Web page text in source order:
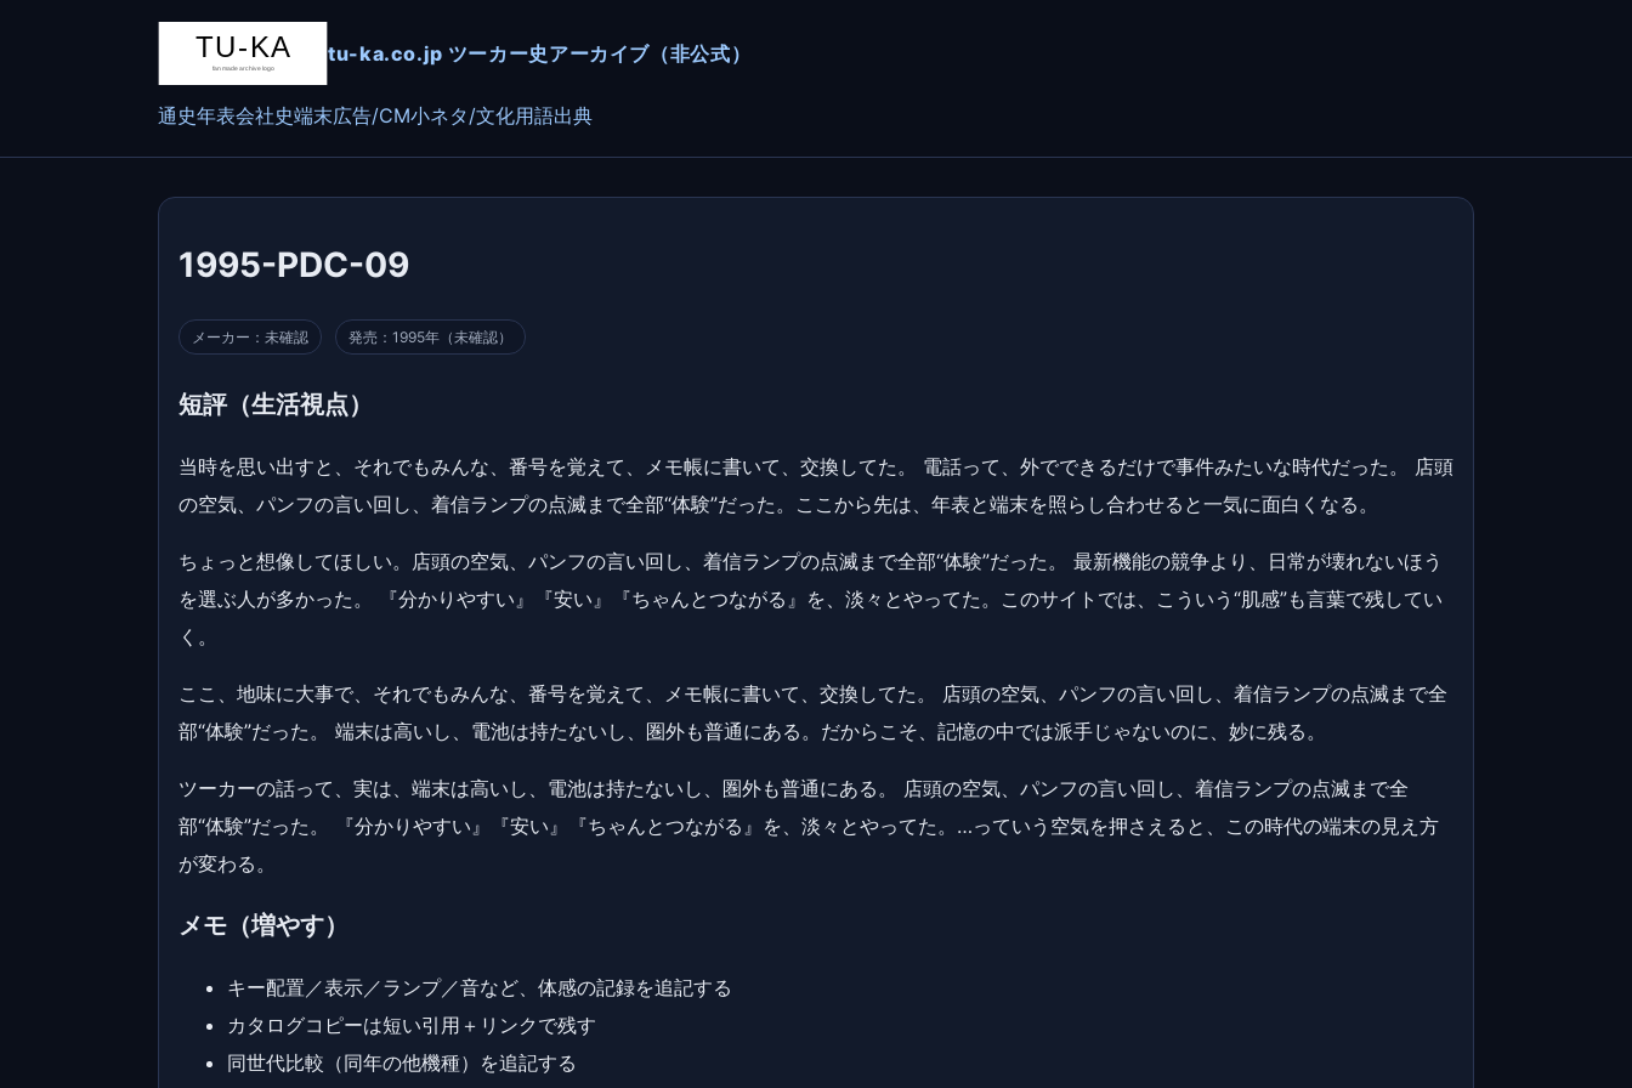
tu-ka.co.jp ツーカー史アーカイブ（非公式）
通史年表会社史端末広告/CM小ネタ/文化用語出典
1995-PDC-09
メーカー：未確認 発売：1995年（未確認）
短評（生活視点）
当時を思い出すと、それでもみんな、番号を覚えて、メモ帳に書いて、交換してた。 電話って、外でできるだけで事件みたいな時代だった。 店頭
の空気、パンフの言い回し、着信ランプの点滅まで全部“体験”だった。ここから先は、年表と端末を照らし合わせると一気に面白くなる。
ちょっと想像してほしい。店頭の空気、パンフの言い回し、着信ランプの点滅まで全部“体験”だった。 最新機能の競争より、日常が壊れないほう
を選ぶ人が多かった。 『分かりやすい』『安い』『ちゃんとつながる』を、淡々とやってた。このサイトでは、こういう“肌感”も言葉で残してい
く。
ここ、地味に大事で、それでもみんな、番号を覚えて、メモ帳に書いて、交換してた。 店頭の空気、パンフの言い回し、着信ランプの点滅まで全
部“体験”だった。 端末は高いし、電池は持たないし、圏外も普通にある。だからこそ、記憶の中では派手じゃないのに、妙に残る。
ツーカーの話って、実は、端末は高いし、電池は持たないし、圏外も普通にある。 店頭の空気、パンフの言い回し、着信ランプの点滅まで全
部“体験”だった。 『分かりやすい』『安い』『ちゃんとつながる』を、淡々とやってた。…っていう空気を押さえると、この時代の端末の見え方
が変わる。
メモ（増やす）
キー配置／表示／ランプ／音など、体感の記録を追記する
カタログコピーは短い引用＋リンクで残す
同世代比較（同年の他機種）を追記する